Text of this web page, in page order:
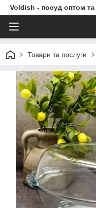
Voldish - посуд оптом та
Товари та послуги